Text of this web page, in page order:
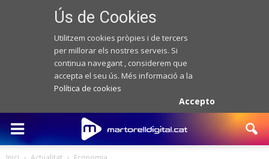
Ús de Cookies
Utilitzem cookies pròpies i de tercers
per millorar els nostres serveis. Si
continua navegant , considerem que
accepta el seu ús. Més informació a la
Política de cookies
Accepto